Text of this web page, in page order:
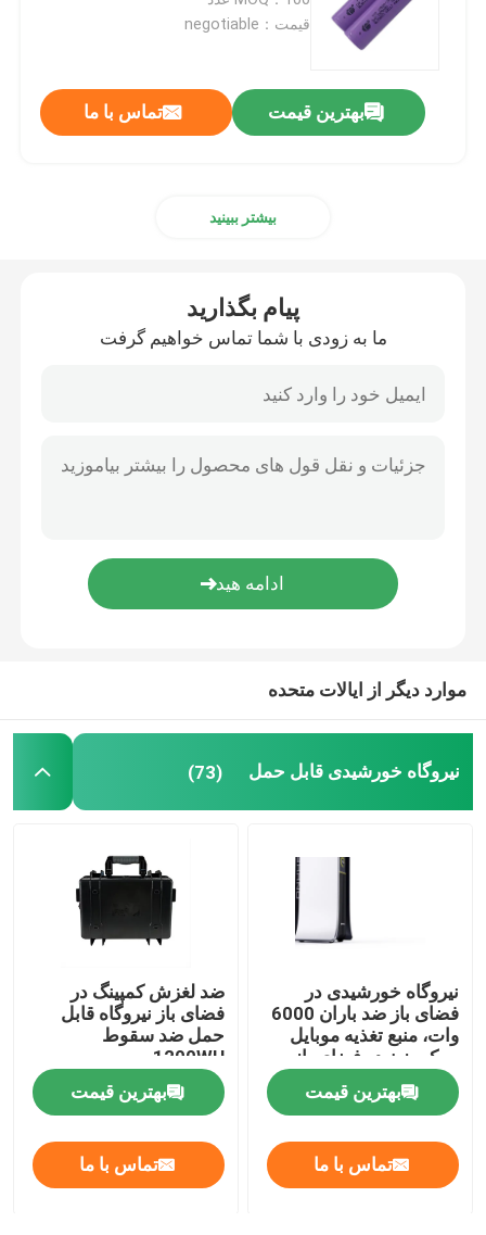
باتری لیتیوم EV
باتری لیتیوم LifeP04
باتری لیتیوم آهن فسفات
اینورتر خورشیدی هیبریدی
باتری لیتیوم یونی
قیمت：negotiable
بهترین قیمت تماس با ما
بیشتر ببینید
پیام بگذارید
ما به زودی با شما تماس خواهیم گرفت
موارد دیگر از ایالات متحده
نیروگاه خورشیدی قابل حمل (73)
نیروگاه خورشیدی در
فضای باز ضد باران 6000
وات، منبع تغذیه موبایل
سبک وزن در فضای باز
بهترین قیمت
تماس با ما
ضد لغزش کمپینگ در
فضای باز نیروگاه قابل
حمل ضد سقوط
1200WH
بهترین قیمت
تماس با ما